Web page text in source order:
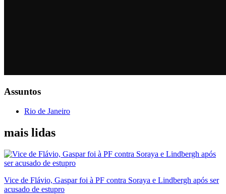
Assuntos
Rio de Janeiro
mais lidas
Vice de Flávio, Gaspar foi à PF contra Soraya e Lindbergh após ser
acusado de estupro